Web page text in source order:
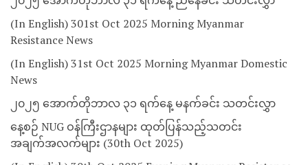
(In English) 301st Oct 2025 Morning Myanmar
Resistance News
(In English) 31st Oct 2025 Morning Myanmar Domestic
News
၂၀၂၅ အောက်တိုဘာလ ၃၁ ရက်နေ့ မနက်ခင်း သတင်းလွှာ
နေ့စဉ် NUG ဝန်ကြီးဌာနများ ထုတ်ပြန်သည့်သတင်း
အချက်အလက်များ (30th Oct 2025)